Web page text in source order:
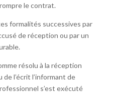
le contrat.
formalités successives par
de réception ou par un
résolu à la réception
l’écrit l’informant de
s’est exécuté